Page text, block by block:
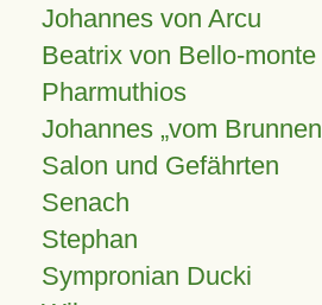
Johannes von Arcu
Beatrix von Bello-monte
Pharmuthios
Johannes vom Brunnen
Salon und Gefährten
Senach
Stephan
Sympronian Ducki